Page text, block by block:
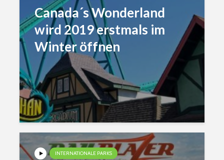
Canada´s Wonderland
wird 2019 erstmals im
Winter öffnen
INTERNATIONALE PARKS